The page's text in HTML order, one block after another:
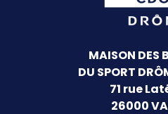
MAISON DES
DU SPORT
71 rue
26000